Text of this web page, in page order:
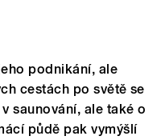
podnikání, ale
cestách po světě se
saunování, ale také o
půdě pak vymýšlí